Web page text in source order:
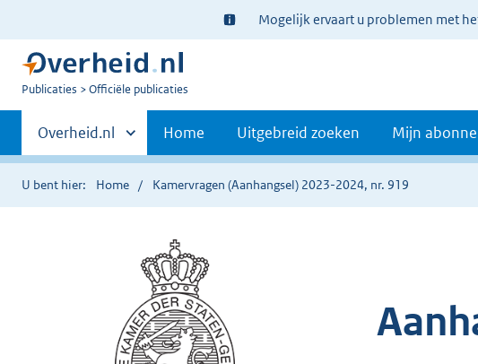
Ter
informatie:
Mogelijk ervaart u problemen met
U
Publicaties Officiële publicaties
Primaire
navigatie
Andere
sites
binnen
Overheid.nl Home Uitgebreid zoeken Mijn
U bent hier: Home Kamervragen (Aanhangsel) 2023-2024, nr. 919